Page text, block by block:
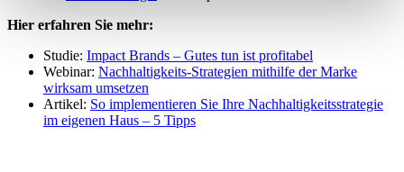
Hier erfahren Sie mehr:
Studie: Impact Brands – Gutes tun ist profitabel
Webinar: Nachhaltigkeits-Strategien mithilfe der Marke
wirksam umsetzen
Artikel: So implementieren Sie Ihre Nachhaltigkeitsstrategie
im eigenen Haus – 5 Tipps